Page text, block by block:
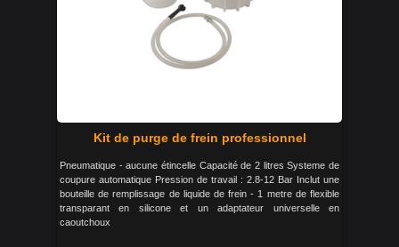
Kit de purge de frein professionnel
Pneumatique - aucune étincelle Capacité de 2 litres Systeme de
coupure automatique Pression de travail : 2.8-12 Bar Inclut une
bouteille de remplissage de liquide de frein - 1 metre de flexible
transparant en silicone et un adaptateur universelle en
caoutchoux